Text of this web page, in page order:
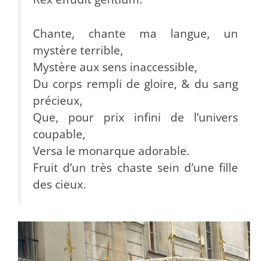
Chante, chante ma langue, un
mystère terrible,
Mystère aux sens inaccessible,
Du corps rempli de gloire, & du sang
précieux,
Que, pour prix infini de l’univers
coupable,
Versa le monarque adorable.
Fruit d’un très chaste sein d’une fille
des cieux.